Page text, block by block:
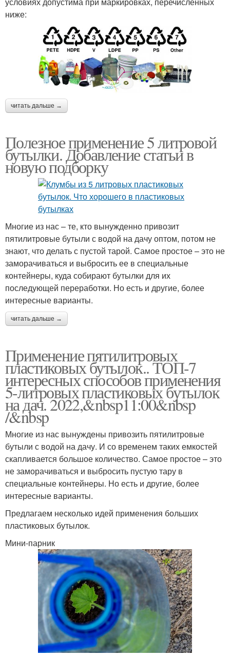
ниже:
читать дальше →
Полезное применение 5 литровой
бутылки. Добавление статьи в
новую подборку
Многие из нас – те, кто вынужденно привозит
пятилитровые бутыли с водой на дачу оптом, потом не
знают, что делать с пустой тарой. Самое простое – это не
заморачиваться и выбросить ее в специальные
контейнеры, куда собирают бутылки для их
последующей переработки. Но есть и другие, более
интересные варианты.
читать дальше →
Применение пятилитровых
пластиковых бутылок.. ТОП-7
интересных способов применения
5-литровых пластиковых бутылок
на дач. 2022,&nbsp11:00&nbsp
/&nbsp
Многие из нас вынуждены привозить пятилитровые
бутыли с водой на дачу. И со временем таких емкостей
скапливается большое количество. Самое простое – это
не заморачиваться и выбросить пустую тару в
специальные контейнеры. Но есть и другие, более
интересные варианты.
Предлагаем несколько идей применения больших
пластиковых бутылок.
Мини-парник